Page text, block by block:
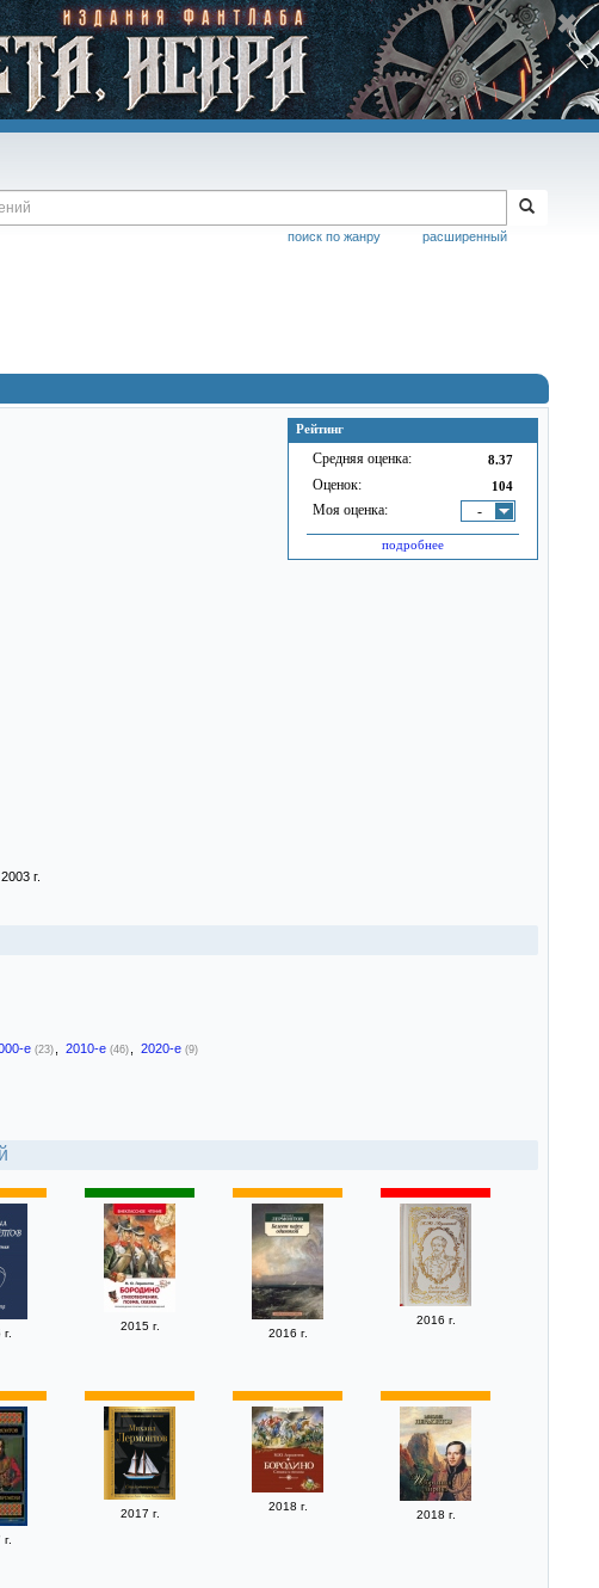
расширенный
поиск по жанру
Рейтинг
Средняя оценка: 8.37
Оценок: 104
Моя оценка: -
подробнее
г.
е (23) 2010-е (46) 2020-е (9)
2015 г.
2016 г.
2016 г.
2017 г.
2018 г.
2018 г.